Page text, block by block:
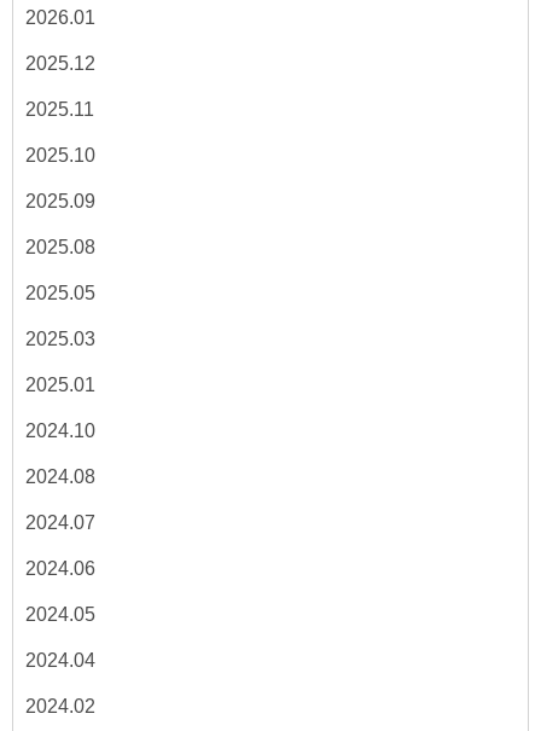
2026.01
2025.12
2025.11
2025.10
2025.09
2025.08
2025.05
2025.03
2025.01
2024.10
2024.08
2024.07
2024.06
2024.05
2024.04
2024.02